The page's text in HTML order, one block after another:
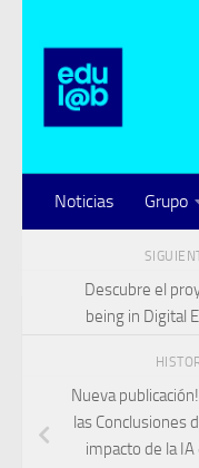
Noticias Grupo
Descubre el
being in Digital
Nueva
las Conclusiones
impacto de la